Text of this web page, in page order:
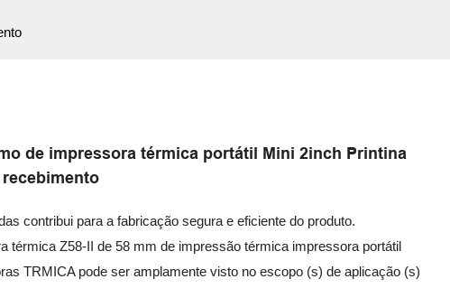
de impressora térmica portátil Mini 2inch Printina
contribui para a fabricação segura e eficiente do produto.
térmica Z58-II de 58 mm de impressão térmica impressora portátil
TRMICA pode ser amplamente visto no escopo (s) de aplicação (s)